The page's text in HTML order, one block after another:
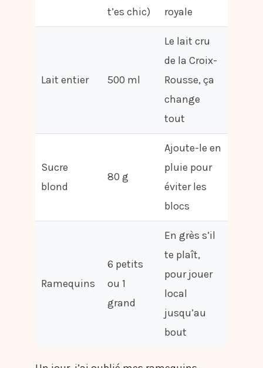
t’es chic)
royale
Lait entier 500 ml
Le lait cru
de la Croix-
Rousse, ça
change
tout
Sucre
blond
80 g
Ajoute-le en
pluie pour
éviter les
blocs
Ramequins
6 petits
ou 1
grand
En grès s’il
te plaît,
pour jouer
local
jusqu’au
bout